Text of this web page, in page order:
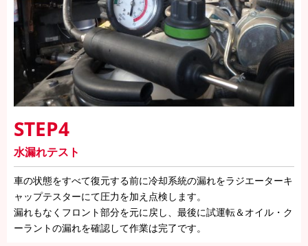
STEP4
水漏れテスト
車の状態をすべて復元する前に冷却系統の漏れをラジエーターキ
ャップテスターにて圧力を加え点検します。
漏れもなくフロント部分を元に戻し、最後に試運転＆オイル・ク
ーラントの漏れを確認して作業は完了です。